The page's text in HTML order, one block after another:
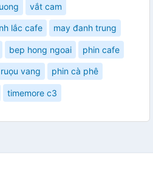
vắt cam
lắc cafe may đanh trung
bep hong ngoai phin cafe
vang phin cà phê
timemore c3